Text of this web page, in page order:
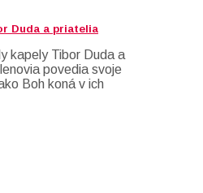
Duda a priatelia
kapely Tibor Duda a
povedia svoje
Boh koná v ich